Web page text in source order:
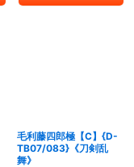
毛利藤四郎極【C】{D-
TB07/083}《刀剣乱
舞》